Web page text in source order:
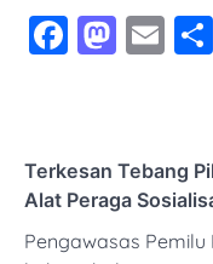
Terkesan Tebang
Alat Peraga
Pengawasas